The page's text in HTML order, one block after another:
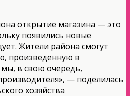
открытие магазина — это
появились новые
Жители района смогут
произведенную в
мы, в свою очередь,
— поделилась
хозяйства